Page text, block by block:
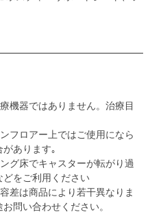
機器ではありません。治療目
フロアー上ではご使用になら
あります｡
グ床でキャスターが転がり過
どをご利用ください
差は商品により若干異なりま
問い合わせください。